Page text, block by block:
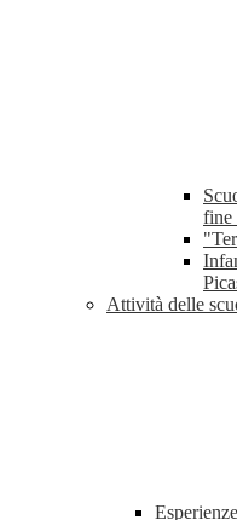
fine
Attività delle